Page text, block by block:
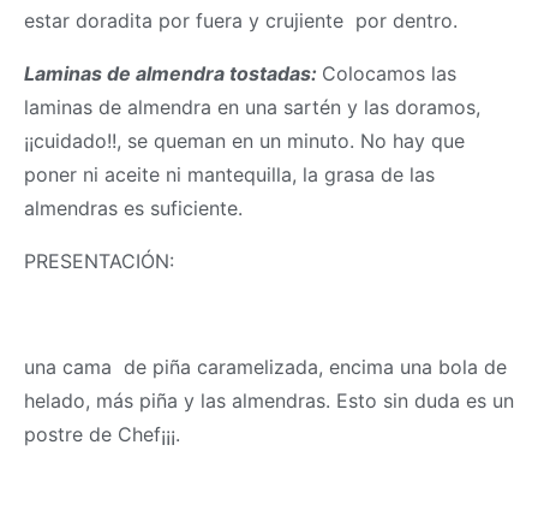
estar doradita por fuera y crujiente por dentro.
Laminas de almendra tostadas: Colocamos las
laminas de almendra en una sartén y las doramos,
¡¡cuidado!!, se queman en un minuto. No hay que
poner ni aceite ni mantequilla, la grasa de las
almendras es suficiente.
PRESENTACIÓN:
una cama de piña caramelizada, encima una bola de
helado, más piña y las almendras. Esto sin duda es un
postre de Chef¡¡¡.